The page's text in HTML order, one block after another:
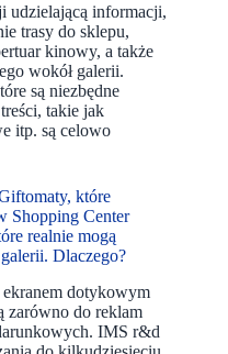
udzielającą informacji,
trasy do sklepu,
kinowy, a także
wokół galerii.
są niezbędne
takie jak
itp. są celowo
które
Shopping Center
realnie mogą
Dlaczego?
dotykowym
zarówno do reklam
IMS r&d